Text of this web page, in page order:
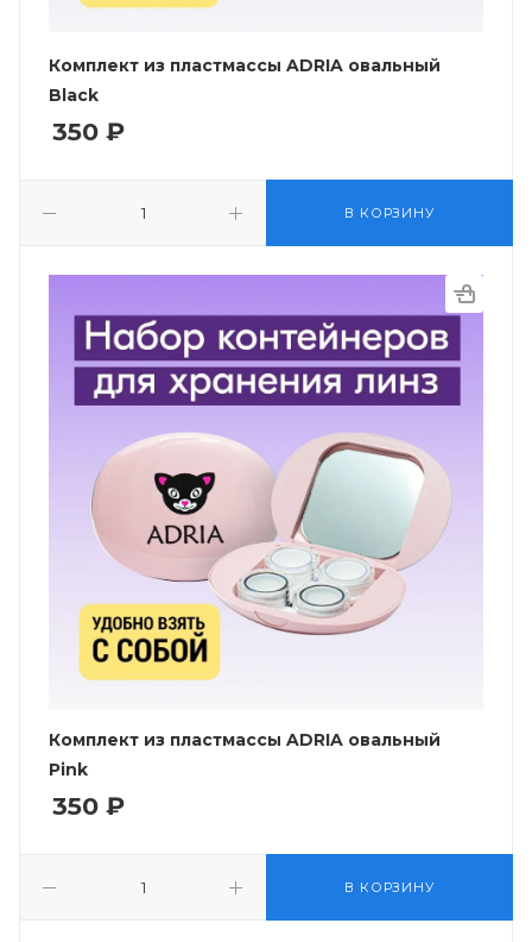
Комплект из пластмассы ADRIA овальный
Black
350 ₽
В КОРЗИНУ
Комплект из пластмассы ADRIA овальный
Pink
350 ₽
В КОРЗИНУ